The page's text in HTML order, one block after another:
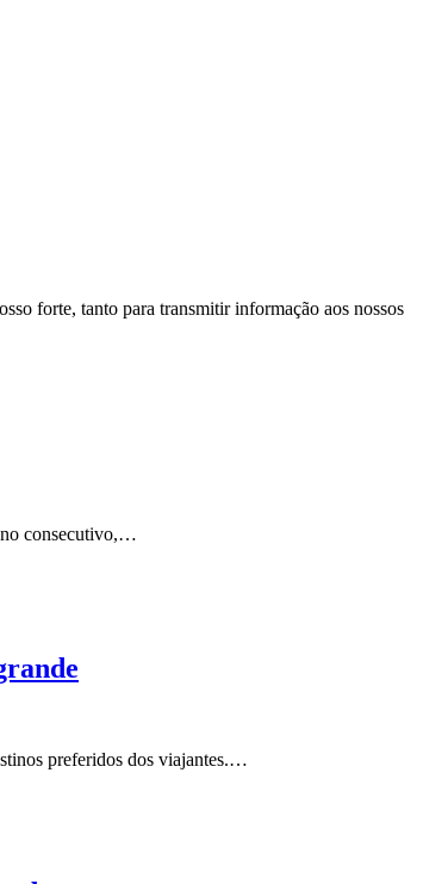
forte, tanto para transmitir informação aos nossos
consecutivo,…
preferidos dos viajantes.…